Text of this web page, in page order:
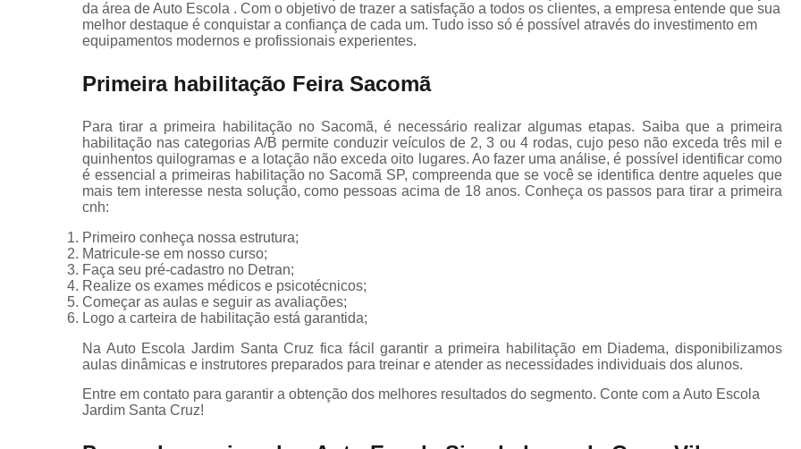
Carteira de Motorista Deficiente
Cnh Categoria a
Cnh Categoria B
Cnh Categoria e
Aula de
Curso Cfc para Habilitação
Curso Cfc Primeira Habilitação
Curso
da área de Auto Escola . Com o objetivo de trazer a satisfação a todos os clientes, a empresa entende que sua
melhor destaque é conquistar a confiança de cada um. Tudo isso só é possível através do investimento em
equipamentos modernos e profissionais experientes.
Primeira habilitação Feira Sacomã
Para tirar a primeira habilitação no Sacomã, é necessário realizar algumas etapas. Saiba que a primeira
habilitação nas categorias A/B permite conduzir veículos de 2, 3 ou 4 rodas, cujo peso não exceda três mil e
quinhentos quilogramas e a lotação não exceda oito lugares. Ao fazer uma análise, é possível identificar como
é essencial a primeiras habilitação no Sacomã SP, compreenda que se você se identifica dentre aqueles que
mais tem interesse nesta solução, como pessoas acima de 18 anos. Conheça os passos para tirar a primeira
cnh:
Primeiro conheça nossa estrutura;
Matricule-se em nosso curso;
Faça seu pré-cadastro no Detran;
Realize os exames médicos e psicotécnicos;
Começar as aulas e seguir as avaliações;
Logo a carteira de habilitação está garantida;
Na Auto Escola Jardim Santa Cruz fica fácil garantir a primeira habilitação em Diadema, disponibilizamos
aulas dinâmicas e instrutores preparados para treinar e atender as necessidades individuais dos alunos.
Entre em contato para garantir a obtenção dos melhores resultados do segmento. Conte com a Auto Escola
Jardim Santa Cruz!